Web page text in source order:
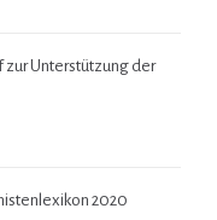
zur Unterstützung der
2020